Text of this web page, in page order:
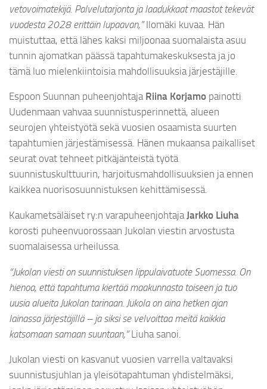
vetovoimatekijä. Palvelutarjonta ja laadukkaat maastot tekevät
vuodesta 2028 erittäin lupaavan,”Ilomäki kuvaa. Hän
muistuttaa, että lähes kaksi miljoonaa suomalaista asuu
tunnin ajomatkan päässä tapahtumakeskuksesta ja jo
tämä luo mielenkiintoisia mahdollisuuksia järjestäjille.
Espoon Suunnan puheenjohtaja Riina Korjamo painotti
Uudenmaan vahvaa suunnistusperinnettä, alueen
seurojen yhteistyötä sekä vuosien osaamista suurten
tapahtumien järjestämisessä. Hänen mukaansa paikalliset
seurat ovat tehneet pitkäjänteistä työtä
suunnistuskulttuurin, harjoitusmahdollisuuksien ja ennen
kaikkea nuorisosuunnistuksen kehittämisessä.
Kaukametsäläiset ry:n varapuheenjohtaja Jarkko Liuha
korosti puheenvuorossaan Jukolan viestin arvostusta
suomalaisessa urheilussa.
“Jukolan viesti on suunnistuksen lippulaivatuote Suomessa. On
hienoa, että tapahtuma kiertää maakunnasta toiseen ja tuo
uusia alueita Jukolan tarinaan. Jukola on aina hetken ajan
lainassa järjestäjillä – ja siksi se velvoittaa meitä kaikkia
katsomaan samaan suuntaan,”Liuha sanoi.
Jukolan viesti on kasvanut vuosien varrella valtavaksi
suunnistusjuhlan ja yleisötapahtuman yhdistelmäksi,